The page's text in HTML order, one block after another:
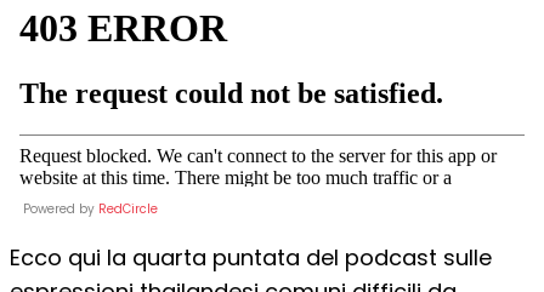
Powered by RedCircle
Ecco qui la quarta puntata del podcast sulle